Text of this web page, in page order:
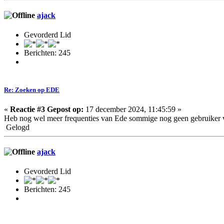
ajack
Gevorderd Lid
Berichten: 245
Re: Zoeken op EDE
« Reactie #3 Gepost op: 17 december 2024, 11:45:59 »
Heb nog wel meer frequenties van Ede sommige nog geen gebruiker
Gelogd
ajack
Gevorderd Lid
Berichten: 245